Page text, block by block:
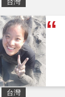
台灣